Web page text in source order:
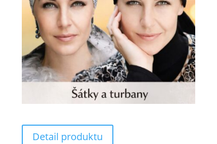
Detail produktu